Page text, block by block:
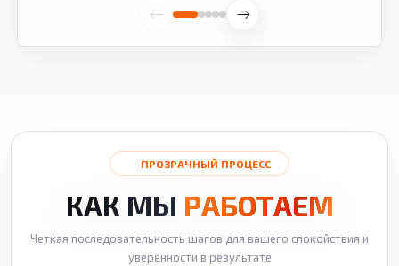
ПРОЗРАЧНЫЙ ПРОЦЕСС
КАК МЫ РАБОТАЕМ
Четкая последовательность шагов для вашего спокойствия и
уверенности в результате